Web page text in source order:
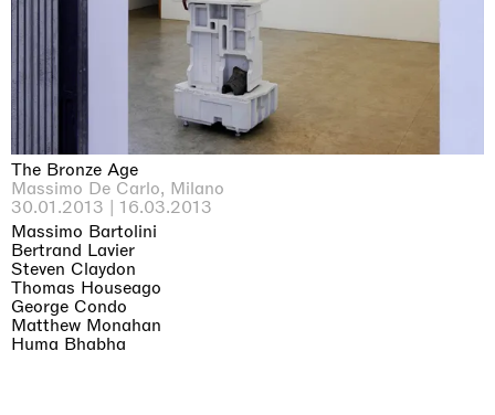
The Bronze Age
Massimo De Carlo, Milano
30.01.2013 | 16.03.2013
Massimo Bartolini
Bertrand Lavier
Steven Claydon
Thomas Houseago
George Condo
Matthew Monahan
Huma Bhabha